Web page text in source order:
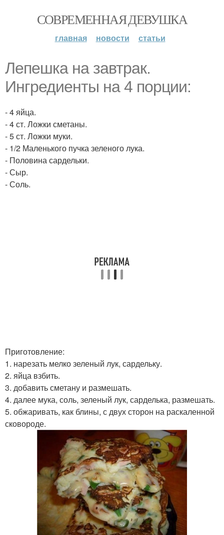
СОВРЕМЕННАЯ ДЕВУШКА
главная новости статьи
Лепешка на завтрак.
Ингредиенты на 4 порции:
- 4 яйца.
- 4 ст. Ложки сметаны.
- 5 ст. Ложки муки.
- 1/2 Маленького пучка зеленого лука.
- Половина сардельки.
- Сыр.
- Соль.
Приготовление:
1. нарезать мелко зеленый лук, сардельку.
2. яйца взбить.
3. добавить сметану и размешать.
4. далее мука, соль, зеленый лук, сарделька, размешать.
5. обжаривать, как блины, с двух сторон на раскаленной
сковороде.